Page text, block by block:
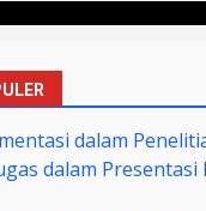
dalam
dalam Presentasi